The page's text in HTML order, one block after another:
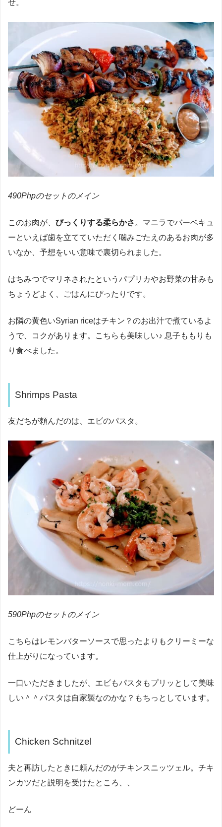
せ。
490Phpのセットのメイン
このお肉が、 びっくりする柔らかさ 。マニラでバーベキュ
ーといえば歯を立てていただく噛みごたえのあるお肉が多
いなか、予想をいい意味で裏切られました。
はちみつでマリネされたというパプリカやお野菜の甘みも
ちょうどよく、ごはんにぴったりです。
お隣の黄色いSyrian riceはチキン？のお出汁で煮ているよ
うで、コクがあります。こちらも美味しい♪ 息子ももりも
り食べました。
Shrimps Pasta
友だちが頼んだのは、エビのパスタ。
590Phpのセットのメイン
こちらはレモンバターソースで思ったよりもクリーミーな
仕上がりになっています。
一口いただきましたが、エビもパスタもプリッとして美味
しい＾＾パスタは自家製なのかな？もちっとしています。
Chicken Schnitzel
夫と再訪したときに頼んだのがチキンスニッツェル。チキ
ンカツだと説明を受けたところ、、
どーん